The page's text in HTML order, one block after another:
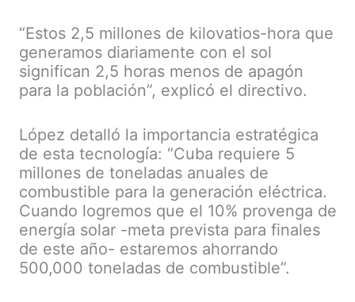
“Estos 2,5 millones de kilovatios-hora que
generamos diariamente con el sol
significan 2,5 horas menos de apagón
para la población”, explicó el directivo.
López detalló la importancia estratégica
de esta tecnología: “Cuba requiere 5
millones de toneladas anuales de
combustible para la generación eléctrica.
Cuando logremos que el 10% provenga de
energía solar -meta prevista para finales
de este año- estaremos ahorrando
500,000 toneladas de combustible”.